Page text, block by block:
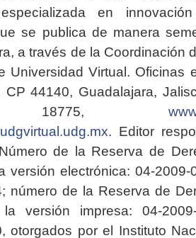
en
se publica de manera
a través de la Coordinación
Universidad Virtual. Oficinas
CP 44140, Guadalajara,
18775,
. Editor
de la Reserva de
versión electrónica: 04-2009-
número de la Reserva de
versión impresa: 04-2009-
otorgados por el Instituto